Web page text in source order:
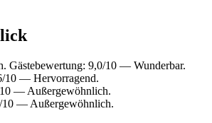
Gästebewertung: 9,0/10 — Wunderbar.
10 — Hervorragend.
— Außergewöhnlich.
10 — Außergewöhnlich.